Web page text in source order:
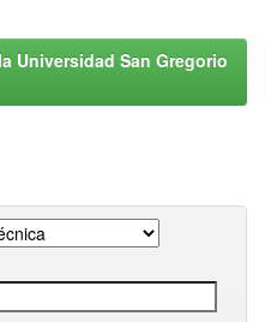
Universidad San Gregorio